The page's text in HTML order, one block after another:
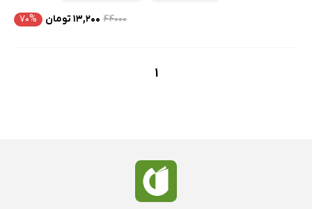
۴۴۰۰۰ ۱۳,۲۰۰ تومان ۷۰%
1